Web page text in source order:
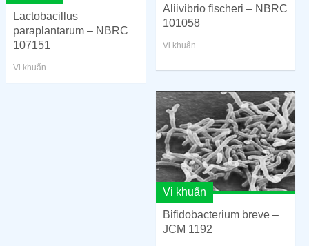
Lactobacillus
paraplantarum – NBRC
107151
Vi khuẩn
Aliivibrio fischeri – NBRC
101058
Vi khuẩn
Vi khuẩn
Bifidobacterium breve –
JCM 1192